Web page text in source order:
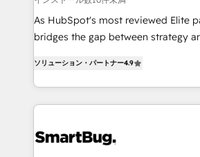
提供。 ▸ 既存CRM・MAからの移行支
Marketo・Pardot等からの移行、カ
Perplexity等のAI検索からの流入・引
ンツとサイト構造を最適化。 🏆 なぜ100incを選ぶの
ISO9001:2015 取得 ✓ 400社以上の
HubSpot大百科 出版 CRM・AI活用に関するご相談、現
HubSpot beyond standard
FIRST- AI across customer-facing
accelerate decisions, streamline
action and automation into
✦ 150+ implementations ✦ 100+ certifications ✦ 7
As HubSpot's most reviewed Elite
bridges the gap between strategy and
Operating System (GTM OS) to
and engineer a portal that drives
revenue velocity. 🚀 GTM Strategy & Alignment
stalling growth. Fix your ICP, Math,
ソリューション・パートナー4.9